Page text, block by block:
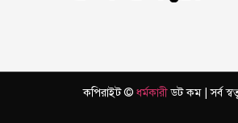
কপিরাইট © ধর্মকারীডট কম | সর্ব